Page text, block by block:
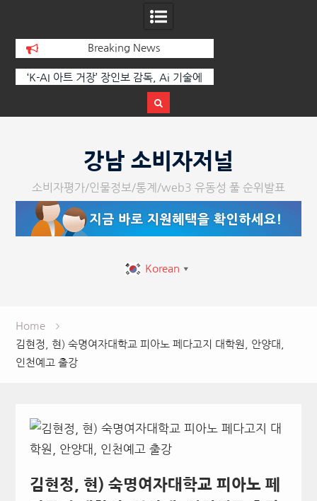
Breaking News
‘K-AI 아트 거장’ 장인보 감독, Ai 기술에
페스티벌’ 성황리에 막 내려
강남 소비자저널
소비자평가/인물정보/통계/web3 유동성 풀 순위발표
Korean ▼
Home
김현정, 현) 숙명여자대학교 피아노 페다고지 대학원, 안양대,
인천예고 출강
김현정, 현) 숙명여자대학교 피아노 페